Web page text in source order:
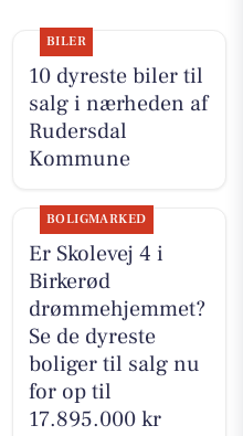
BILER
10 dyreste biler til
salg i nærheden af
Rudersdal
Kommune
BOLIGMARKED
Er Skolevej 4 i
Birkerød
drømmehjemmet?
Se de dyreste
boliger til salg nu
for op til
17.895.000 kr